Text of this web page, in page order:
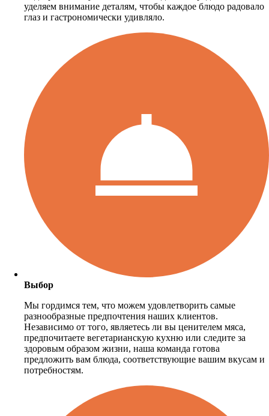
уделяем внимание деталям, чтобы каждое блюдо радовало
глаз и гастрономически удивляло.
Выбор
Мы гордимся тем, что можем удовлетворить самые
разнообразные предпочтения наших клиентов.
Независимо от того, являетесь ли вы ценителем мяса,
предпочитаете вегетарианскую кухню или следите за
здоровым образом жизни, наша команда готова
предложить вам блюда, соответствующие вашим вкусам и
потребностям.